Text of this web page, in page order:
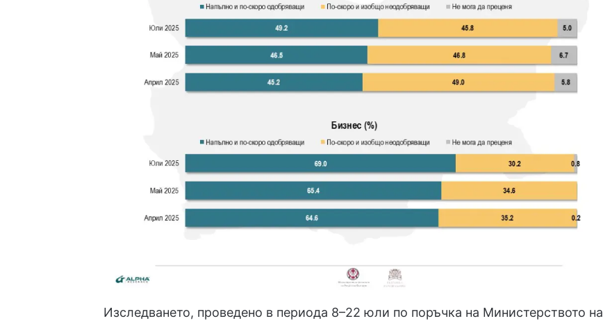
Изследването, проведено в периода 8–22 юли по поръчка на Министерството на